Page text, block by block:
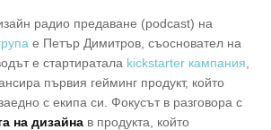
радио предаване (podcast) на
е Петър Димитров, съосновател на
е стартиратала kickstarter кампания
първия гейминг продукт, който
с екипа си. Фокусът в разговора с
на дизайна в продукта, който